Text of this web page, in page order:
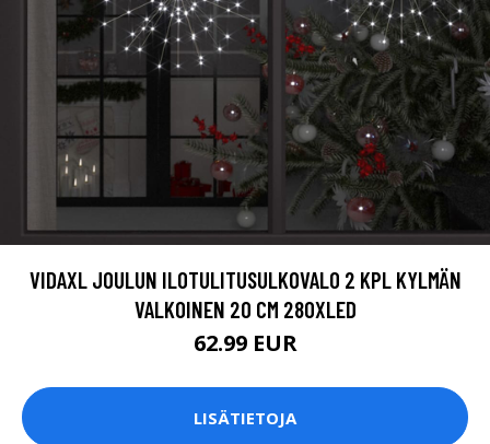
VIDAXL JOULUN ILOTULITUSULKOVALO 2 KPL KYLMÄN
VALKOINEN 20 CM 280XLED
62.99 EUR
LISÄTIETOJA